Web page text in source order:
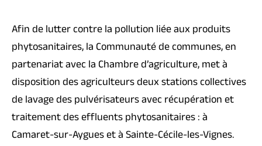
Afin de lutter contre la pollution liée aux produits
phytosanitaires, la Communauté de communes, en
partenariat avec la Chambre d’agriculture, met à
disposition des agriculteurs deux stations collectives
de lavage des pulvérisateurs avec récupération et
traitement des effluents phytosanitaires : à
Camaret-sur-Aygues et à Sainte-Cécile-les-Vignes.